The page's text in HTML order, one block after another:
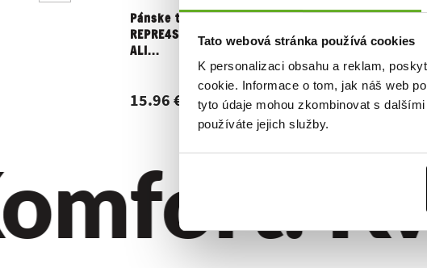
Tato webová stránka používá cookies
K personalizaci obsahu a reklam,
cookie. Informace o tom, jak náš web
tyto údaje mohou zkombinovat s
používáte jejich služby.
Pánske trenky
REPRE4SC EXCLUSIVE
ALI...
15.96 €